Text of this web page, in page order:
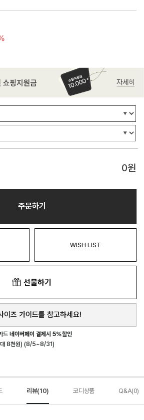
0원
주문하기
WISH LIST
선물하기
이즈 가이드를 참고하세요!
드네이버페이 결제시 5%할인
대 8천원) (8/5~8/31)
리뷰(10) 코디상품 Q&A(0)